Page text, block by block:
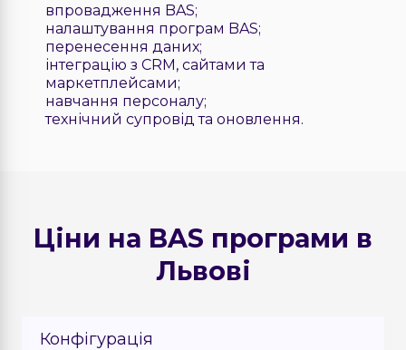
впровадження BAS;
налаштування програм BAS;
перенесення даних;
інтеграцію з CRM, сайтами та
маркетплейсами;
навчання персоналу;
технічний супровід та оновлення.
Ціни на BAS програми в
Львові
Конфігурація